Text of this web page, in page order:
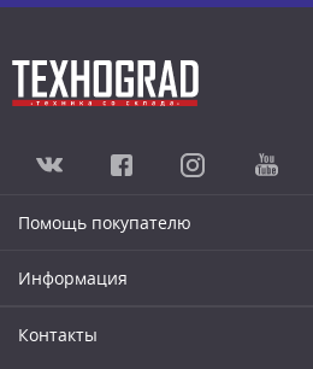
Помощь покупателю
Информация
Контакты